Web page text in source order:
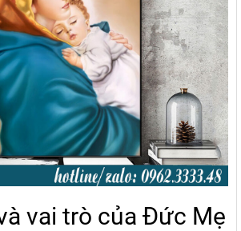
vai trò của Đức Mẹ